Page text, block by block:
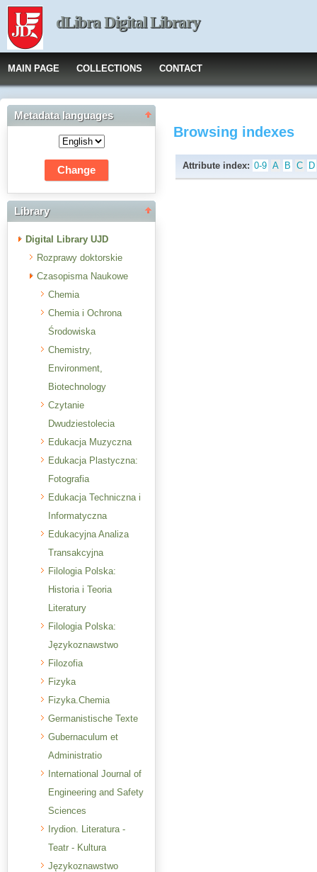
dLibra Digital Library
MAIN PAGE COLLECTIONS CONTACT
Metadata languages
Library
Digital Library UJD
Rozprawy doktorskie
Czasopisma Naukowe
Chemia
Chemia i Ochrona
Środowiska
Chemistry,
Environment,
Biotechnology
Czytanie
Dwudziestolecia
Edukacja Muzyczna
Edukacja Plastyczna:
Fotografia
Edukacja Techniczna i
Informatyczna
Edukacyjna Analiza
Transakcyjna
Filologia Polska:
Historia i Teoria
Literatury
Filologia Polska:
Językoznawstwo
Filozofia
Fizyka
Fizyka.Chemia
Germanistische Texte
Gubernaculum et
Administratio
International Journal of
Engineering and Safety
Sciences
Irydion. Literatura -
Teatr - Kultura
Językoznawstwo
Browsing indexes
Attribute index: 0-9 A B C D